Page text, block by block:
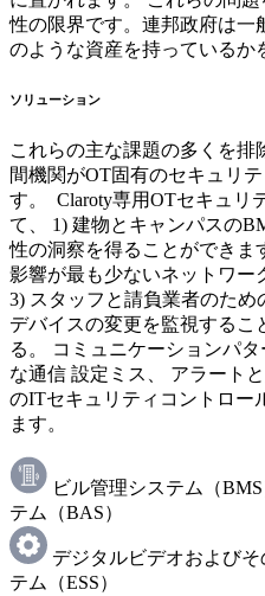
性の限界です。連邦政府は一
のような資産を持っているか
ソリューション
これらの主な課題の多くを排
間機関がOT固有のセキュリ
す。 Claroty専用OTセキュリ
て、 1) 建物とキャンパスの
性の洞察を得ることができ
影響が最も少ないネットワー
3) スタッフと請負業者のた
デバイスの変更を監視するこ
る。 コミュニケーションパ
な通信 設定ミス、 アラート
のITセキュリティコントロー
ます。
ビル管理システム（
テム（BAS）
デジタルビデオおよび
テム（ESS）